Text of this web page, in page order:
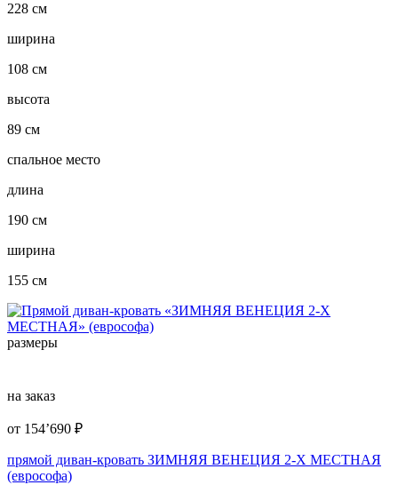
228 см
ширина
108 см
высота
89 см
спальное место
длина
190 см
ширина
155 см
размеры
на заказ
от 154’690 ₽
прямой диван-кровать ЗИМНЯЯ ВЕНЕЦИЯ 2-Х МЕСТНАЯ
(еврософа)